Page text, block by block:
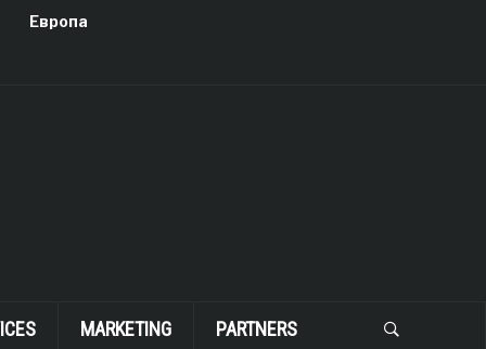
Европа
MARKETING PARTNERS